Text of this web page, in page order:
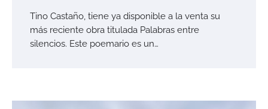
Tino Castaño, tiene ya disponible a la venta su
más reciente obra titulada Palabras entre
silencios. Este poemario es un…